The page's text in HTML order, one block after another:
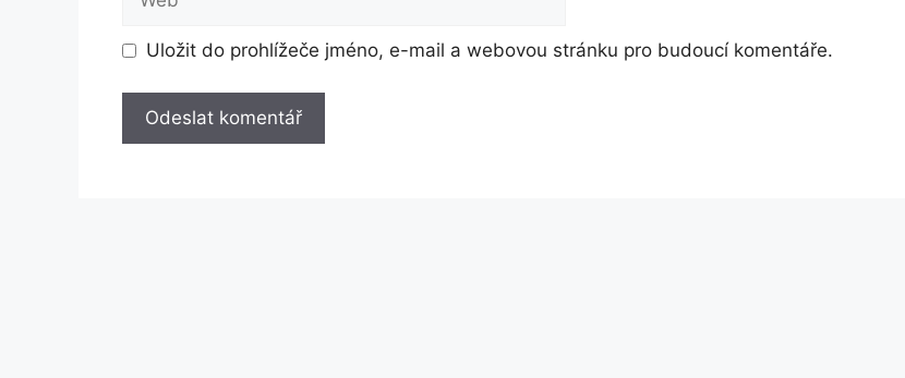
Uložit do prohlížeče jméno, e-mail a webovou stránku pro budoucí komentáře.